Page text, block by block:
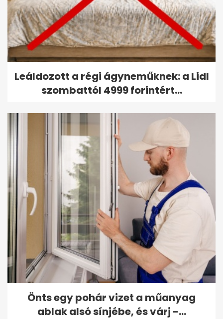
Leáldozott a régi ágyneműknek: a Lidl
szombattól 4999 forintért...
Önts egy pohár vizet a műanyag
ablak alsó sínjébe, és várj -...